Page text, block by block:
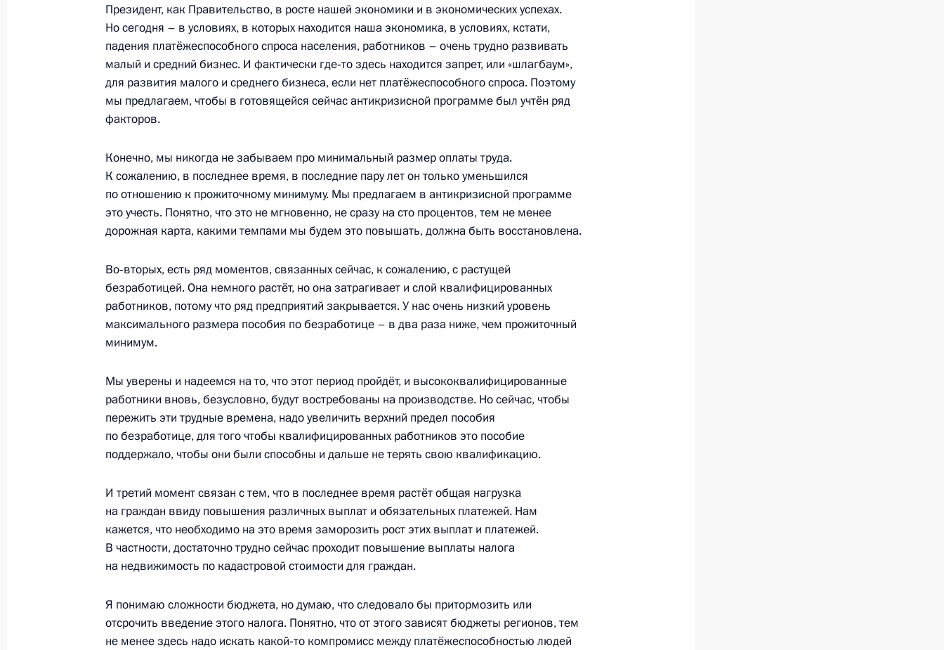
Посещение автомобильного завода «КамАЗ»
12 февраля 2016 года, 18:10 Набережные Челны
8
11 февраля 2016 года, четверг
округе
11 февраля 2016 года, 17:35 Московская область, Ново-Огарёво
Совещание с членами Правительства
10 февраля 2016 года, 18:00 Москва, Кремль
10 февраля 2016 года, 16:20 Москва, Кремль
9 февраля 2016 года, вторник
России Михаилом Шмаковым
9 февраля 2016 года, 15:50 Москва, Кремль
Бочаровым
9 февраля 2016 года, 14:00
Президент, как Правительство, в росте нашей экономики и в экономических успехах.
Но сегодня – в условиях, в которых находится наша экономика, в условиях, кстати,
падения платёжеспособного спроса населения, работников – очень трудно развивать
малый и средний бизнес. И фактически где‑то здесь находится запрет, или «шлагбаум»,
для развития малого и среднего бизнеса, если нет платёжеспособного спроса. Поэтому
мы предлагаем, чтобы в готовящейся сейчас антикризисной программе был учтён ряд
факторов.
Конечно, мы никогда не забываем про минимальный размер оплаты труда.
К сожалению, в последнее время, в последние пару лет он только уменьшился
по отношению к прожиточному минимуму. Мы предлагаем в антикризисной программе
это учесть. Понятно, что это не мгновенно, не сразу на сто процентов, тем не менее
дорожная карта, какими темпами мы будем это повышать, должна быть восстановлена.
Во‑вторых, есть ряд моментов, связанных сейчас, к сожалению, с растущей
безработицей. Она немного растёт, но она затрагивает и слой квалифицированных
работников, потому что ряд предприятий закрывается. У нас очень низкий уровень
максимального размера пособия по безработице – в два раза ниже, чем прожиточный
минимум.
Мы уверены и надеемся на то, что этот период пройдёт, и высококвалифицированные
работники вновь, безусловно, будут востребованы на производстве. Но сейчас, чтобы
пережить эти трудные времена, надо увеличить верхний предел пособия
по безработице, для того чтобы квалифицированных работников это пособие
поддержало, чтобы они были способны и дальше не терять свою квалификацию.
И третий момент связан с тем, что в последнее время растёт общая нагрузка
на граждан ввиду повышения различных выплат и обязательных платежей. Нам
кажется, что необходимо на это время заморозить рост этих выплат и платежей.
В частности, достаточно трудно сейчас проходит повышение выплаты налога
на недвижимость по кадастровой стоимости для граждан.
Я понимаю сложности бюджета, но думаю, что следовало бы притормозить или
отсрочить введение этого налога. Понятно, что от этого зависят бюджеты регионов, тем
не менее здесь надо искать какой‑то компромисс между платёжеспособностью людей